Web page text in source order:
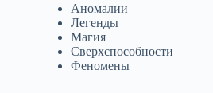
Аномалии
Легенды
Магия
Сверхспособности
Феномены